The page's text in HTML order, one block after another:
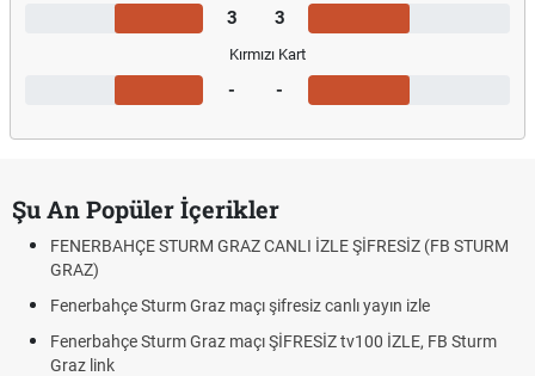
3 3
Kırmızı Kart
- -
Şu An Popüler İçerikler
FENERBAHÇE STURM GRAZ CANLI İZLE ŞİFRESİZ (FB STURM
GRAZ)
Fenerbahçe Sturm Graz maçı şifresiz canlı yayın izle
Fenerbahçe Sturm Graz maçı ŞİFRESİZ tv100 İZLE, FB Sturm
Graz link